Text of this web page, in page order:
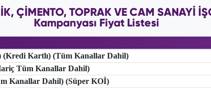
ÇİMENTO, TOPRAK VE CAM SANAYİ
Kampanyası Fiyat Listesi
(Kredi Kartlı) (Tüm Kanallar Dahil)
Tüm Kanallar Dahil)
Kanallar Dahil) (Süper KOİ)